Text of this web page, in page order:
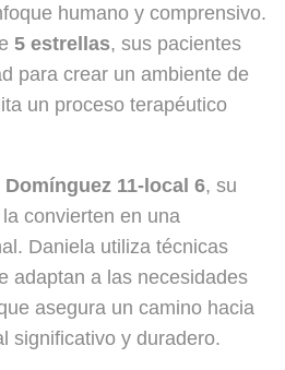
humano y comprensivo.
5 estrellas, sus pacientes
para crear un ambiente de
un proceso terapéutico
11-local 6, su
convierten en una
Daniela utiliza técnicas
adaptan a las necesidades
asegura un camino hacia
significativo y duradero.